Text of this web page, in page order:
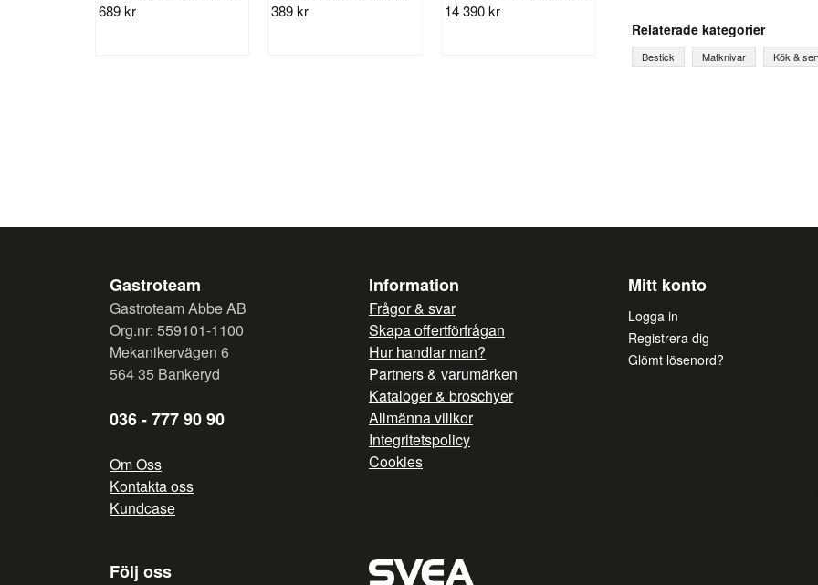
689 kr 389 kr 14 390 kr
Fråga oss något om
Relaterade kategorier
Bestick Matknivar Kök &
Gastroteam
Gastroteam Abbe AB
Org.nr: 559101-1100
Mekanikervägen 6
564 35 Bankeryd
036 - 777 90 90
Om Oss
Kontakta oss
Kundcase
Information
Frågor & svar
Skapa offertförfrågan
Hur handlar man?
Partners & varumärken
Kataloger & broschyer
Allmänna villkor
Integritetspolicy
Cookies
Mitt konto
Logga in
Registrera dig
Glömt lösenord?
Följ oss